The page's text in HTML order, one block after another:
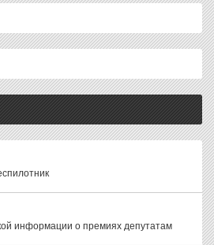
информации о премиях депутатам